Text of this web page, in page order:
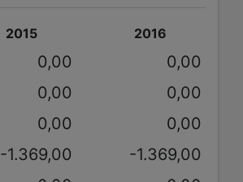
2015 2016
0,00
0,00
0,00
0,00
0,00
0,00
-1.369,00
-1.369,00